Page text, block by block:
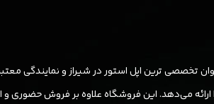
تخصصی ترین اپل استور در شیراز و نمایندگی
می‌دهد. این فروشگاه علاوه بر فروش حضوری و